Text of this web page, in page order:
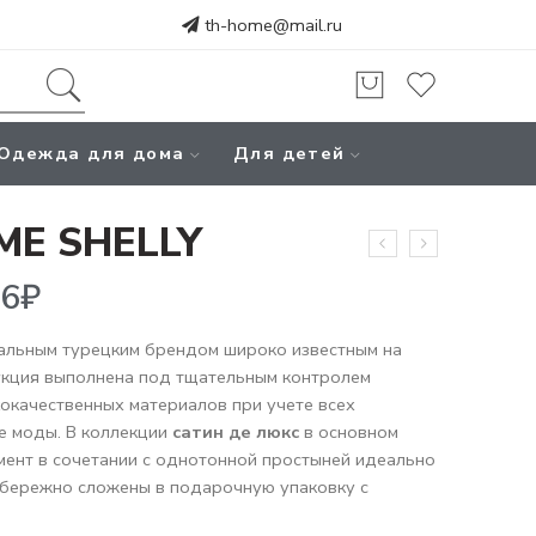
th-home@mail.ru
для дома Для детей
SHELLY
турецким брендом широко известным на
выполнена под тщательным контролем
материалов при учете всех
моды. В коллекции сатин де люкс в основном
в сочетании с однотонной простыней идеально
сложены в подарочную упаковку с